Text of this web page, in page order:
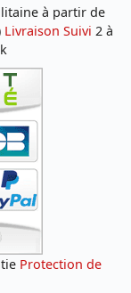
à partir de
Livraison Suivi 2 à
Protection de